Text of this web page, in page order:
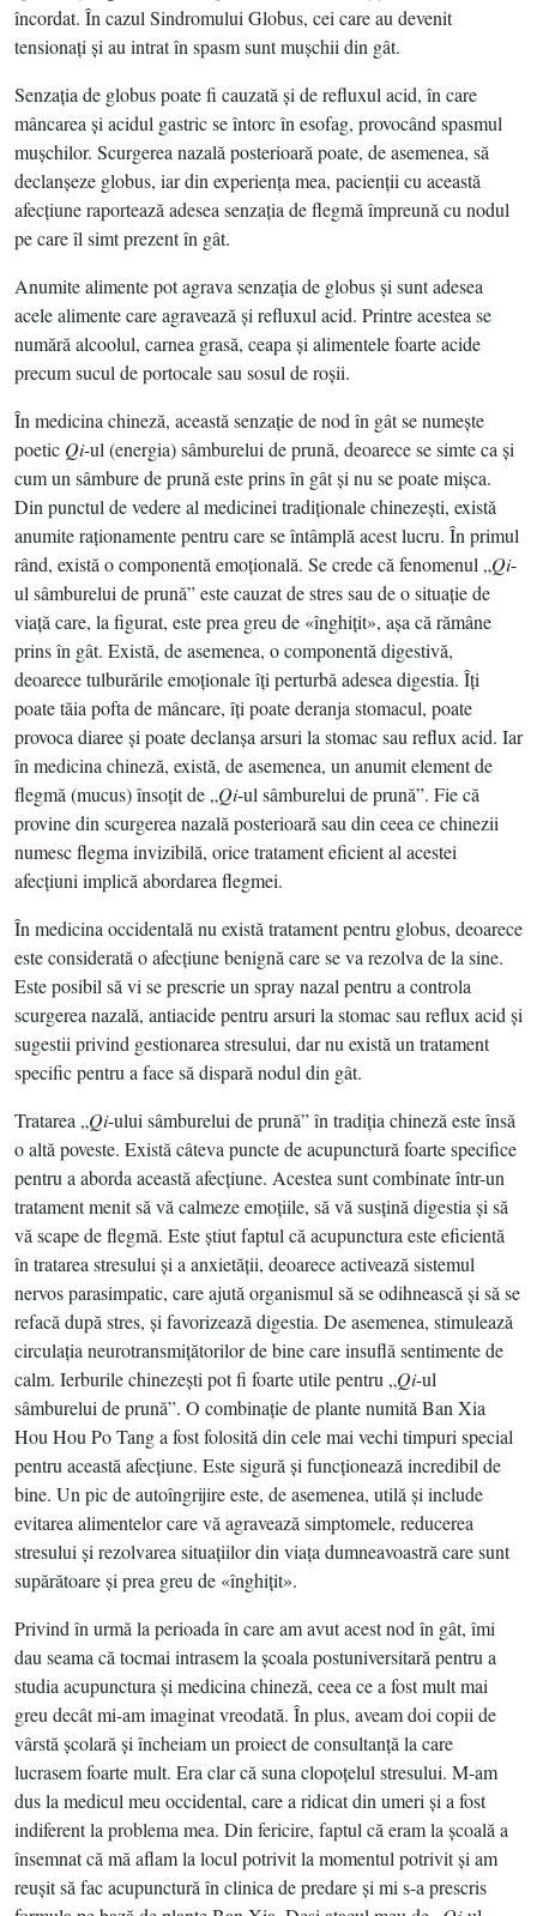
încordat. În cazul Sindromului Globus, cei care au devenit
tensionaţi şi au intrat în spasm sunt muşchii din gât.
Senzaţia de globus poate fi cauzată şi de refluxul acid, în care
mâncarea şi acidul gastric se întorc în esofag, provocând spasmul
muşchilor. Scurgerea nazală posterioară poate, de asemenea, să
declanşeze globus, iar din experienţa mea, pacienţii cu această
afecţiune raportează adesea senzaţia de flegmă împreună cu nodul
pe care îl simt prezent în gât.
Anumite alimente pot agrava senzaţia de globus şi sunt adesea
acele alimente care agravează şi refluxul acid. Printre acestea se
numără alcoolul, carnea grasă, ceapa şi alimentele foarte acide
precum sucul de portocale sau sosul de roşii.
În medicina chineză, această senzaţie de nod în gât se numeşte
poetic Qi-ul (energia) sâmburelui de prună, deoarece se simte ca şi
cum un sâmbure de prună este prins în gât şi nu se poate mişca.
Din punctul de vedere al medicinei tradiţionale chinezeşti, există
anumite raţionamente pentru care se întâmplă acest lucru. În primul
rând, există o componentă emoţională. Se crede că fenomenul „Qi-
ul sâmburelui de prună” este cauzat de stres sau de o situaţie de
viaţă care, la figurat, este prea greu de «înghiţit», aşa că rămâne
prins în gât. Există, de asemenea, o componentă digestivă,
deoarece tulburările emoţionale îţi perturbă adesea digestia. Îţi
poate tăia pofta de mâncare, îţi poate deranja stomacul, poate
provoca diaree şi poate declanşa arsuri la stomac sau reflux acid. Iar
în medicina chineză, există, de asemenea, un anumit element de
flegmă (mucus) însoţit de „Qi-ul sâmburelui de prună”. Fie că
provine din scurgerea nazală posterioară sau din ceea ce chinezii
numesc flegma invizibilă, orice tratament eficient al acestei
afecţiuni implică abordarea flegmei.
În medicina occidentală nu există tratament pentru globus, deoarece
este considerată o afecţiune benignă care se va rezolva de la sine.
Este posibil să vi se prescrie un spray nazal pentru a controla
scurgerea nazală, antiacide pentru arsuri la stomac sau reflux acid şi
sugestii privind gestionarea stresului, dar nu există un tratament
specific pentru a face să dispară nodul din gât.
Tratarea „Qi-ului sâmburelui de prună” în tradiţia chineză este însă
o altă poveste. Există câteva puncte de acupunctură foarte specifice
pentru a aborda această afecţiune. Acestea sunt combinate într-un
tratament menit să vă calmeze emoţiile, să vă susţină digestia şi să
vă scape de flegmă. Este ştiut faptul că acupunctura este eficientă
în tratarea stresului şi a anxietăţii, deoarece activează sistemul
nervos parasimpatic, care ajută organismul să se odihnească şi să se
refacă după stres, şi favorizează digestia. De asemenea, stimulează
circulaţia neurotransmiţătorilor de bine care insuflă sentimente de
calm. Ierburile chinezeşti pot fi foarte utile pentru „Qi-ul
sâmburelui de prună”. O combinaţie de plante numită Ban Xia
Hou Hou Po Tang a fost folosită din cele mai vechi timpuri special
pentru această afecţiune. Este sigură şi funcţionează incredibil de
bine. Un pic de autoîngrijire este, de asemenea, utilă şi include
evitarea alimentelor care vă agravează simptomele, reducerea
stresului şi rezolvarea situaţiilor din viaţa dumneavoastră care sunt
supărătoare şi prea greu de «înghiţit».
Privind în urmă la perioada în care am avut acest nod în gât, îmi
dau seama că tocmai intrasem la şcoala postuniversitară pentru a
studia acupunctura şi medicina chineză, ceea ce a fost mult mai
greu decât mi-am imaginat vreodată. În plus, aveam doi copii de
vârstă şcolară şi încheiam un proiect de consultanţă la care
lucrasem foarte mult. Era clar că suna clopoţelul stresului. M-am
dus la medicul meu occidental, care a ridicat din umeri şi a fost
indiferent la problema mea. Din fericire, faptul că eram la şcoală a
însemnat că mă aflam la locul potrivit la momentul potrivit şi am
reuşit să fac acupunctură în clinica de predare şi mi s-a prescris